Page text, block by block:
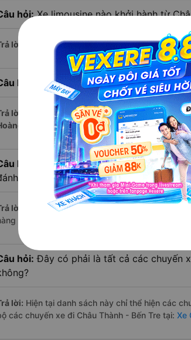
hỏi:Xe limousine nào khởi hành từ
lời: Chuyến limousine sớm nhất khởi hành lúc
hỏi: Xe limousine nào khởi hành từ
lời: Nếu bạn muốn đi chuyến muộn, lựa chọn
vận hành.
hỏi:
Xe limousine nào từ Quận 7 - Sài
giá tốt nhất?
lời: Trong số các hãng, nổi bật
– một con số minh chứng cho dịch vụ cao
hỏi: Đây có phải là tất cả các chuyến
lời: Hiện tại danh sách này chỉ thể hiện các
các chuyến xe đi Châu Thành - Bến Tre tại: Xe